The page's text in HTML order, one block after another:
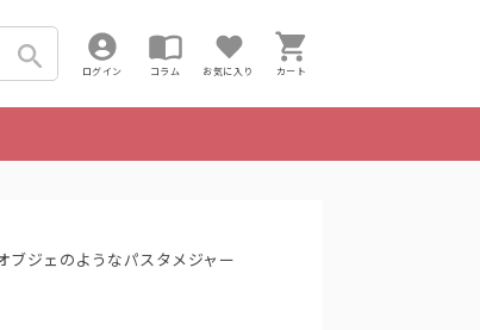
ログイン コラム お気に入り カート
ブジェのようなパスタメジャー